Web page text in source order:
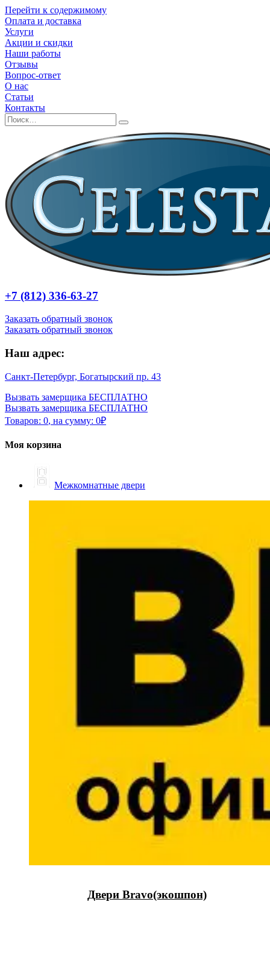
Перейти к содержимому
Оплата и доставка
Услуги
Акции и скидки
Наши работы
Отзывы
Вопрос-ответ
О нас
Статьи
Контакты
+7 (812) 336-63-27
Заказать обратный звонок
Заказать обратный звонок
Наш адрес:
Санкт-Петербург, Богатырский пр. 43
Вызвать замерщика БЕСПЛАТНО
Вызвать замерщика БЕСПЛАТНО
Товаров: 0, на сумму: 0₽
Моя корзина
Межкомнатные двери
Двери Bravo(экошпон)